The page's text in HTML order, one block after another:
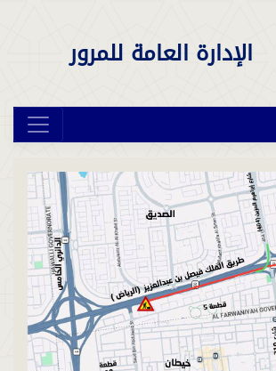
الإدارة العامة للمرور